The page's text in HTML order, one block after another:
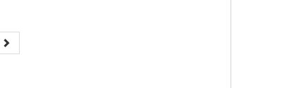
Page
suivante